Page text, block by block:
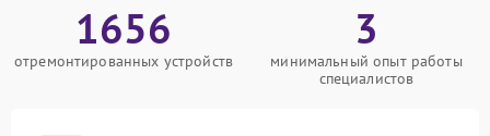
1656
отремонтированных устройств
3
минимальный опыт работы
специалистов